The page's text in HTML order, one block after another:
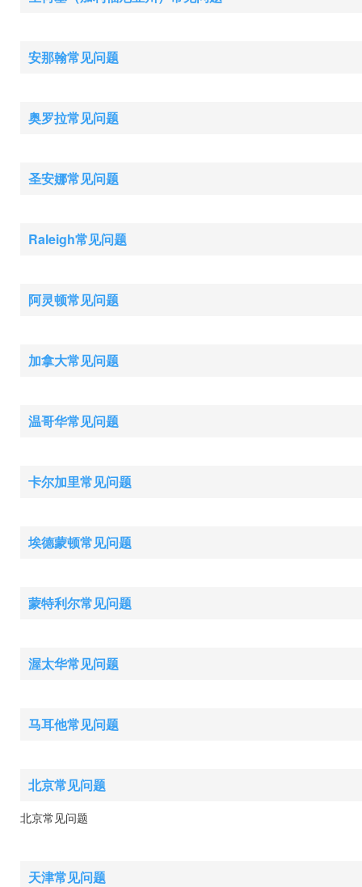
安那翰常见问题
奥罗拉常见问题
圣安娜常见问题
Raleigh常见问题
阿灵顿常见问题
加拿大常见问题
温哥华常见问题
卡尔加里常见问题
埃德蒙顿常见问题
蒙特利尔常见问题
渥太华常见问题
马耳他常见问题
北京常见问题
北京常见问题
天津常见问题